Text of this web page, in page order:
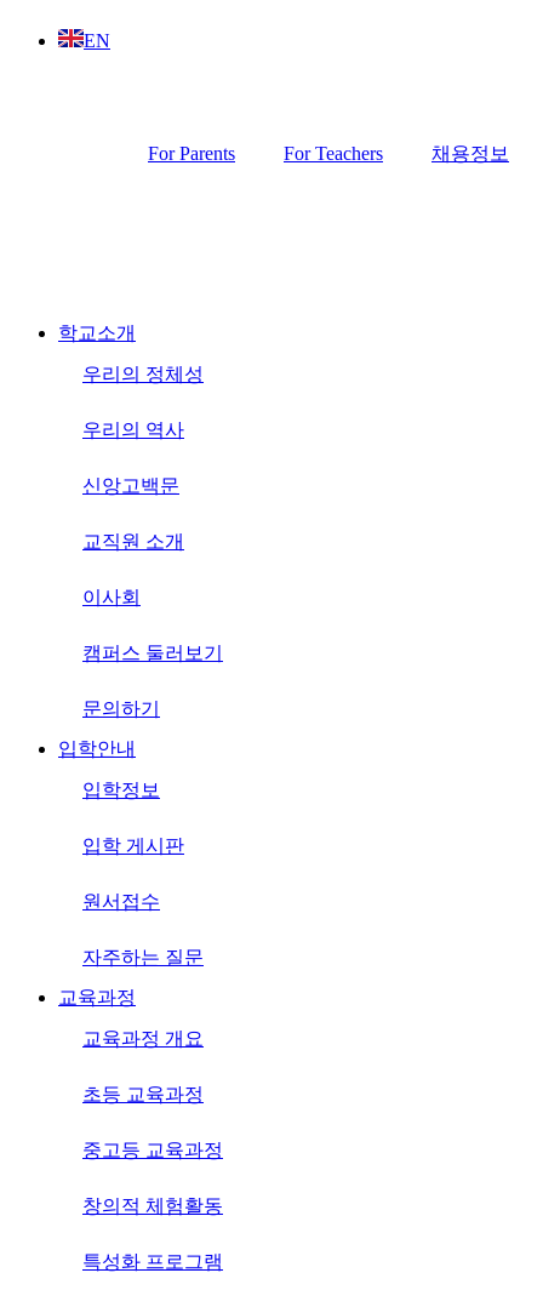
EN
For Parents For Teachers 채용정보
학교소개
우리의 정체성
우리의 역사
신앙고백문
교직원 소개
이사회
캠퍼스 둘러보기
문의하기
입학안내
입학정보
입학 게시판
원서접수
자주하는 질문
교육과정
교육과정 개요
초등 교육과정
중고등 교육과정
창의적 체험활동
특성화 프로그램